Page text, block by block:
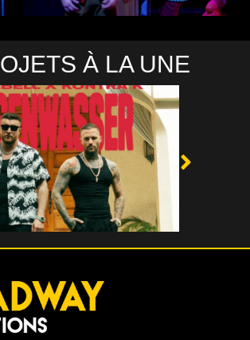
À LA UNE